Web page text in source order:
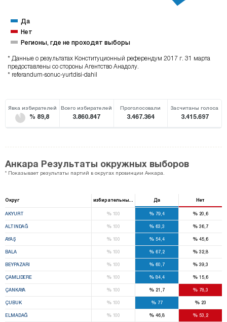
Да
Нет
Регионы, где не проходят выборы
* Данные о результатах Конституционный референдум 2017 г. 31 марта
предоставлены со стороны Агентство Анадолу.
* referandum-sonuc-yurtdisi-dahil
Явка избирателей
% 89,8
Всего избирателей
3.860.847
Проголосовали
3.467.364
Засчитаны голоса
3.415.697
Анкара Результаты окружных выборов
* Показывает результаты партий в округах провинции Анкара.
Округ избирательный ящик Да Нет
AKYURT %100 % 79,4 % 20,6
ALTINDAĞ %100 % 63,3 % 36,7
AYAŞ %100 % 54,4 % 45,6
BALA %100 % 67,2 % 32,8
BEYPAZARI %100 % 60,7 % 39,3
ÇAMLIDERE %100 % 84,4 % 15,6
ÇANKAYA %100 % 21,7 % 78,3
ÇUBUK %100 % 77 % 23
ELMADAĞ %100 % 46,8 % 53,2